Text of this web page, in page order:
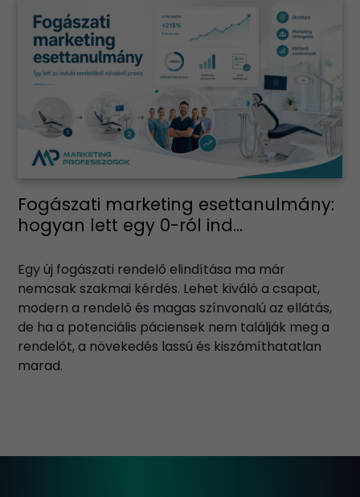
Fogászati marketing esettanulmány:
hogyan lett egy 0-ról ind...
Egy új fogászati rendelő elindítása ma már
nemcsak szakmai kérdés. Lehet kiváló a csapat,
modern a rendelő és magas színvonalú az ellátás,
de ha a potenciális páciensek nem találják meg a
rendelőt, a növekedés lassú és kiszámíthatatlan
marad.